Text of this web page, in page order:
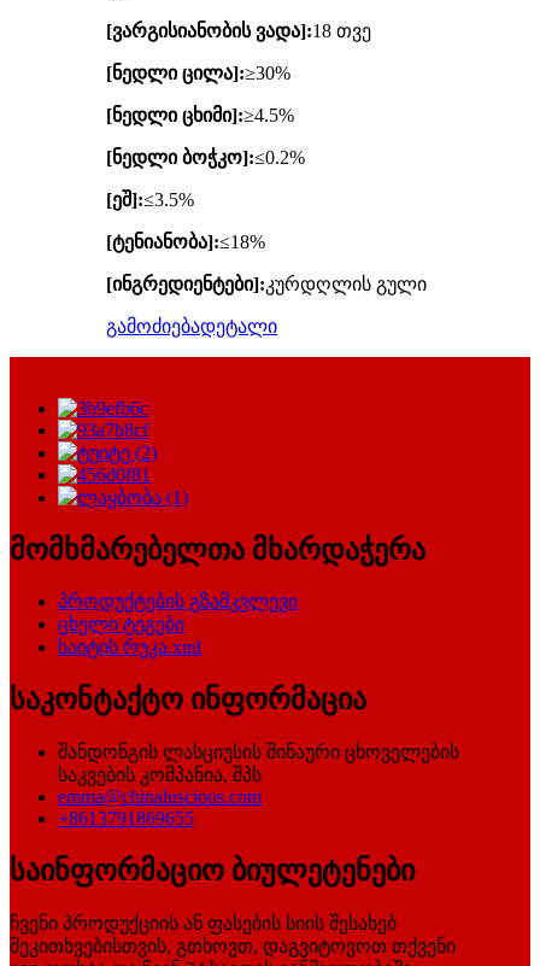
[ვარგისიანობის ვადა]:18 თვე
[ნედლი ცილა]:≥30%
[ნედლი ცხიმი]:≥4.5%
[ნედლი ბოჭკო]:≤0.2%
[ეშ]:≤3.5%
[ტენიანობა]:≤18%
[ინგრედიენტები]:კურდღლის გული
გამოძიებადეტალი
მომხმარებელთა მხარდაჭერა
პროდუქტების გზამკვლევი
ცხელი ტეგები
საიტის რუკა.xml
საკონტაქტო ინფორმაცია
შანდონგის ლასციუსის შინაური ცხოველების
საკვების კომპანია, შპს
emma@chinaluscious.com
+8613791869655
საინფორმაციო ბიულეტენები
ჩვენი პროდუქციის ან ფასების სიის შესახებ
შეკითხვებისთვის, გთხოვთ, დაგვიტოვოთ თქვენი